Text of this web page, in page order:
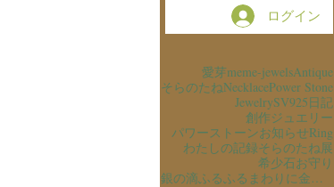
ログイン
愛芽meme-jewelsAntique
そらのたねNecklacePower Stone
JewelrySV925日記
創作ジュエリー
パワーストーンお知らせRing
わたしの記録そらのたね展
希少石お守り
銀の滴ふるふるまわりに金の滴ふるふるまわりに